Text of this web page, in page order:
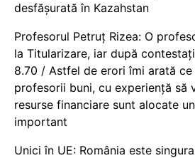
desfășurată în Kazahstan
Profesorul Petruț Rizea: O
la Titularizare, iar după
8.70 / Astfel de erori îmi arată
profesorii buni, cu experiență să
resurse financiare sunt alocate
important
Unici în UE: România este